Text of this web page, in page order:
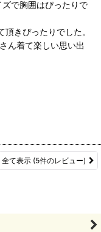
で胸囲はぴったりで
きぴったりでした。
ん着て楽しい思い出
全て表示 (5件のレビュー)